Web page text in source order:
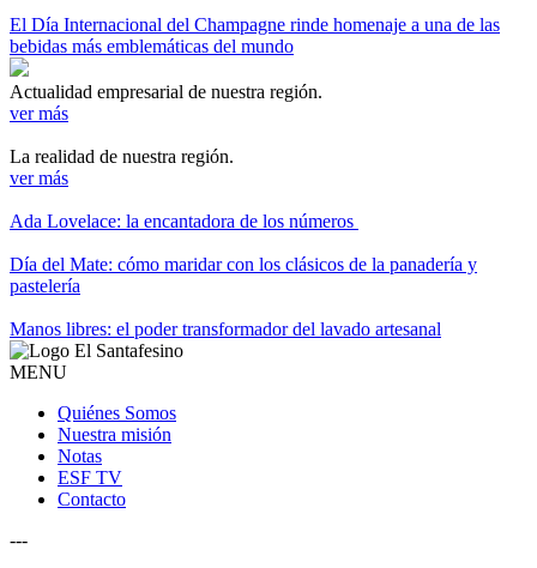
El Día Internacional del Champagne rinde homenaje a una de las
bebidas más emblemáticas del mundo
Actualidad empresarial de nuestra región.
ver más
La realidad de nuestra región.
ver más
Ada Lovelace: la encantadora de los números
Día del Mate: cómo maridar con los clásicos de la panadería y
pastelería
Manos libres: el poder transformador del lavado artesanal
MENU
Quiénes Somos
Nuestra misión
Notas
ESF TV
Contacto
---